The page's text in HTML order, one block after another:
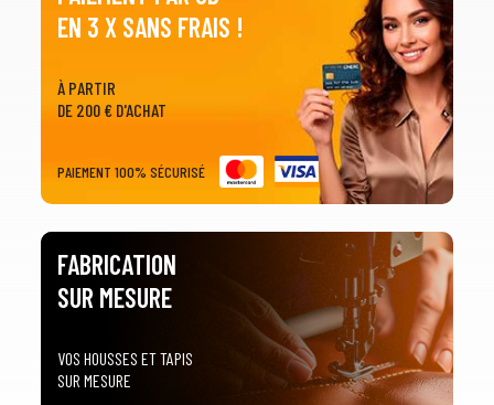
EN 3 X SANS FRAIS !
À PARTIR
DE 200 € D'ACHAT
PAIEMENT 100% SÉCURISÉ
FABRICATION
SUR MESURE
VOS HOUSSES ET TAPIS
SUR MESURE